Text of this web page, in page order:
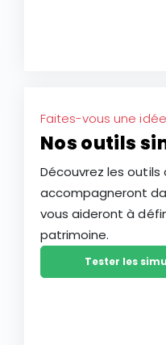
Faites-vous une idée
Nos outils
Découvrez les outils
accompagneront
vous aideront à
patrimoine.
Tester les